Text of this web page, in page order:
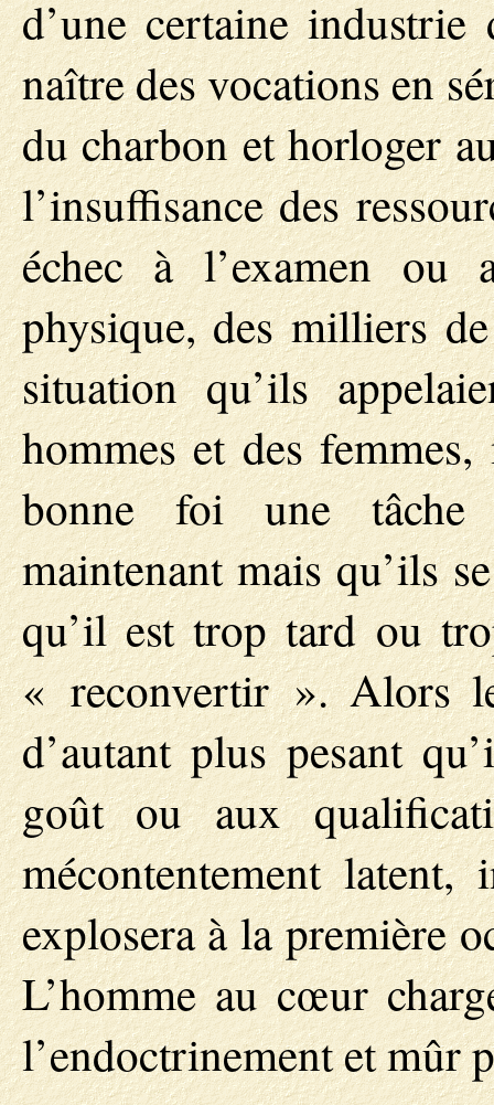
d’une certaine
naître des vocations en
du charbon et horloger
l’insuffisance des
échec à l’examen ou
physique, des milliers
situation qu’ils
hommes et des
bonne foi une tâche
maintenant mais qu’ils
qu’il est trop tard ou
« reconvertir ». Alors
d’autant plus pesant
goût ou aux
mécontentement latent,
explosera à la première
L’homme au cœur
l’endoctrinement et mûr